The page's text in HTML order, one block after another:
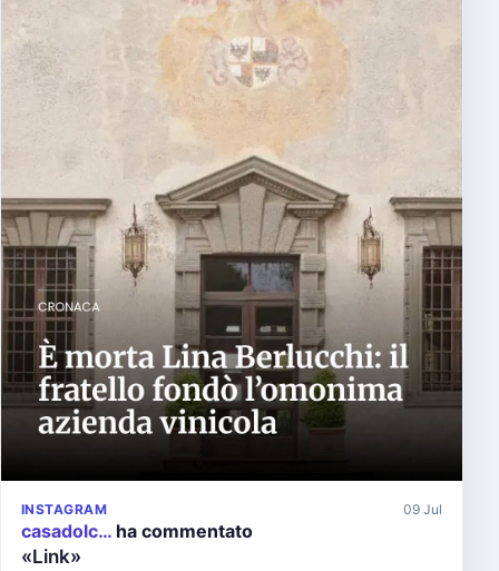
INSTAGRAM 09 Jul
casadolc… ha commentato
«Link»